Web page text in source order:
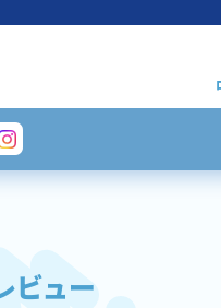
ビュー